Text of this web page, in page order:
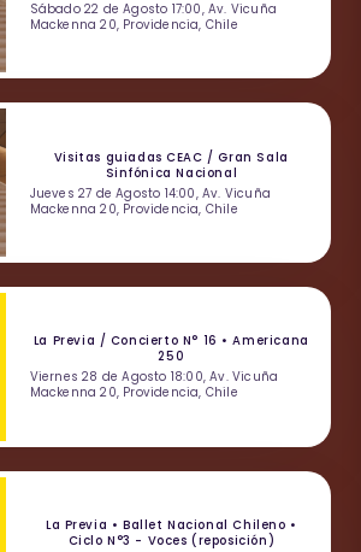
Sábado 22 de Agosto 17:00, Av. Vicuña
Mackenna 20, Providencia, Chile
Visitas guiadas CEAC / Gran Sala
Sinfónica Nacional
Jueves 27 de Agosto 14:00, Av. Vicuña
Mackenna 20, Providencia, Chile
La Previa / Concierto N° 16 • Americana
250
Viernes 28 de Agosto 18:00, Av. Vicuña
Mackenna 20, Providencia, Chile
La Previa • Ballet Nacional Chileno •
Ciclo N°3 - Voces (reposición)